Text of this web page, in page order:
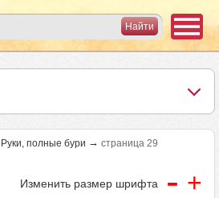
Руки, полные бури → страница 29
Изменить размер шрифта - +